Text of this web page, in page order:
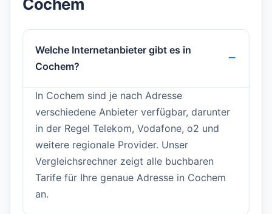
Cochem
Welche Internetanbieter gibt es in
Cochem?
In Cochem sind je nach Adresse
verschiedene Anbieter verfügbar, darunter
in der Regel Telekom, Vodafone, o2 und
weitere regionale Provider. Unser
Vergleichsrechner zeigt alle buchbaren
Tarife für Ihre genaue Adresse in Cochem
an.